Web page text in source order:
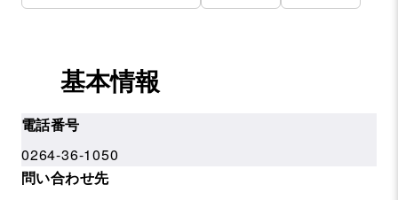
基本情報
電話番号
0264-36-1050
問い合わせ先